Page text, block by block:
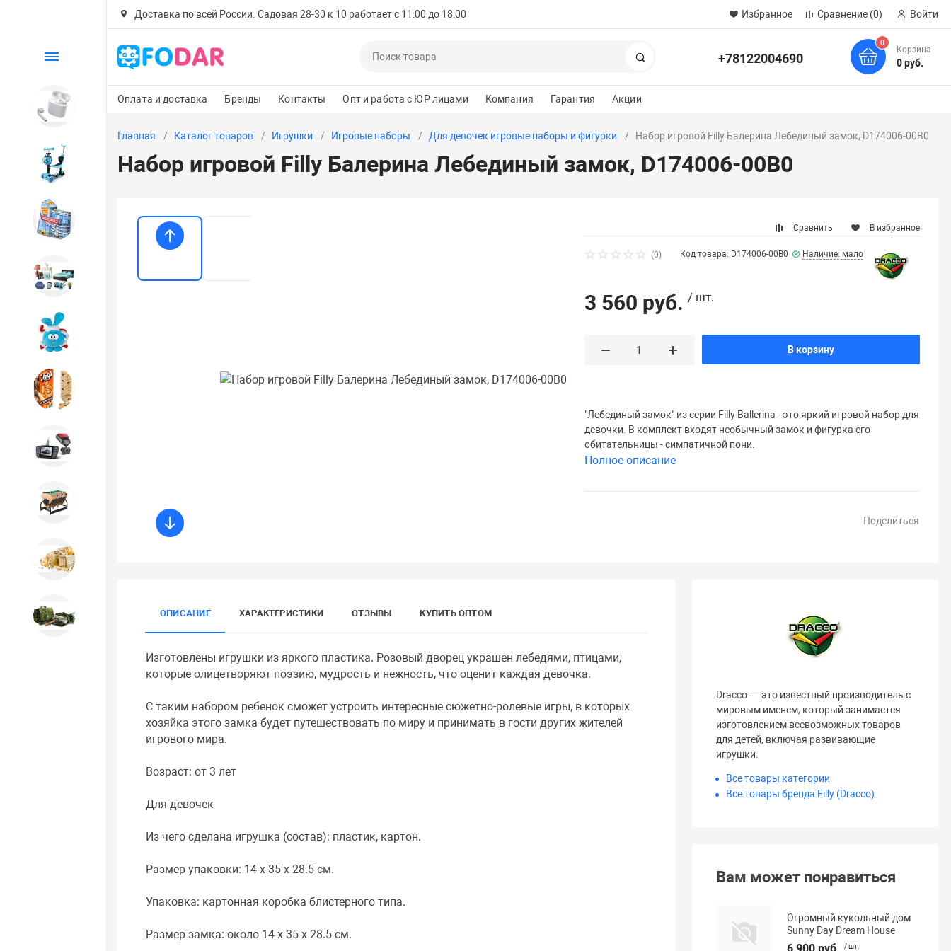
Доставка по всей России. Садовая 28-30 к 10 работает с 11:00 до 18:00 Избранное Сравнение (0) Войти
+78122004690
0
Корзина
0 руб.
Оплата и доставка Бренды Контакты Опт и работа с ЮР лицами Компания Гарантия Акции
Каталог
Электроника
Детский транспорт
Настольные игры
Дом и сад
Охота, спорт, туризм
Главная Каталог товаров Игрушки Игровые наборы Для девочек игровые наборы и фигурки Набор игровой Filly Балерина Лебединый замок, D174006-00B0
Набор игровой Filly Балерина Лебединый замок, D174006-00B0
Сравнить В избранное
(0) Код товара: D174006-00B0 Наличие: мало
3 560 руб. / шт.
В корзину
"Лебединый замок" из серии Filly Ballerina - это яркий игровой набор для
девочки. В комплект входят необычный замок и фигурка его
обитательницы - симпатичной пони.
Полное описание
Поделиться
ОПИСАНИЕ ХАРАКТЕРИСТИКИ ОТЗЫВЫ КУПИТЬ ОПТОМ
Изготовлены игрушки из яркого пластика. Розовый дворец украшен лебедями, птицами,
которые олицетворяют поэзию, мудрость и нежность, что оценит каждая девочка.
С таким набором ребенок сможет устроить интересные сюжетно-ролевые игры, в которых
хозяйка этого замка будет путешествовать по миру и принимать в гости других жителей
игрового мира.
Возраст: от 3 лет
Для девочек
Из чего сделана игрушка (состав): пластик, картон.
Размер упаковки: 14 x 35 x 28.5 см.
Упаковка: картонная коробка блистерного типа.
Размер замка: около 14 х 35 х 28.5 см.
Dracco — это известный производитель с
мировым именем, который занимается
изготовлением всевозможных товаров
для детей, включая развивающие
игрушки.
Все товары категории
Все товары бренда Filly (Dracco)
Вам может понравиться
Огромный кукольный дом
Sunny Day Dream House
/ шт.